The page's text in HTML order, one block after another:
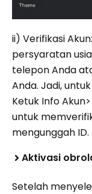
ii) Verifikasi
persyaratan
telepon Anda
Anda. Jadi,
Ketuk Info
untuk
mengunggah ID.
Aktivasi
Setelah